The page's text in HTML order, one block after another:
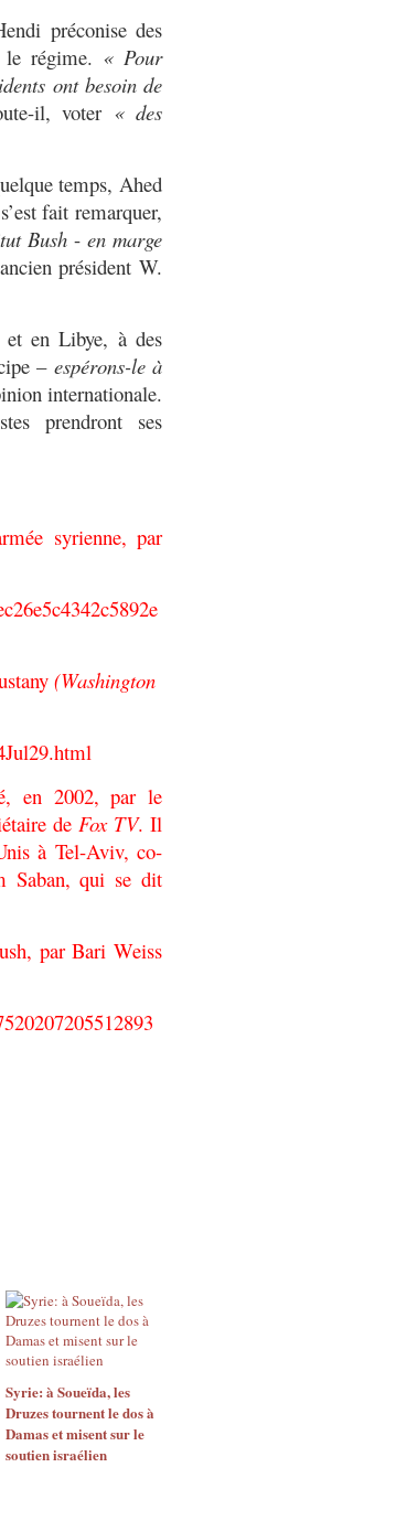
préconise des
régime. « Pour
ont besoin de
il, voter « des
temps, Ahed
fait remarquer,
Bush - en marge
président W.
en Libye, à des
– espérons-le à
internationale.
prendront ses
syrienne, par
(Washington
en 2002, par le
de Fox TV. Il
à Tel-Aviv, co-
Saban, qui se dit
par Bari Weiss
Syrie: à Soueïda, les
Druzes tournent le dos à
Damas et misent sur le
soutien israélien